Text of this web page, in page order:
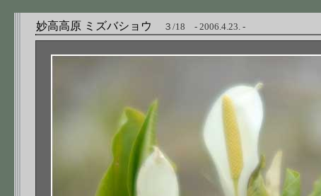
妙高高原 ミズバショウ ３/18 - 2006.4.23. -